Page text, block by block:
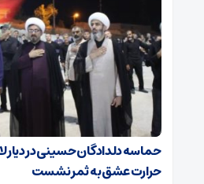
حماسه دلدادگان حسینی در دیار
حرارت عشق به ثمر نشست